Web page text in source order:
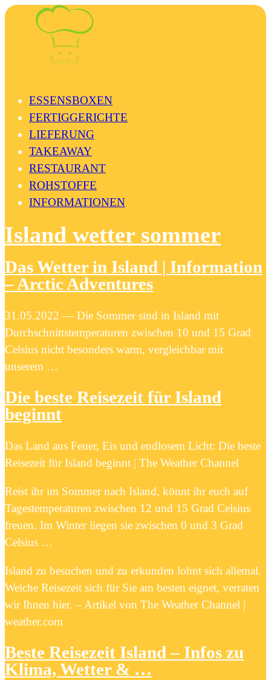
ESSENSBOXEN
FERTIGGERICHTE
LIEFERUNG
TAKEAWAY
RESTAURANT
ROHSTOFFE
INFORMATIONEN
Island wetter sommer
Das Wetter in Island | Information
– Arctic Adventures
31.05.2022 — Die Sommer sind in Island mit
Durchschnittstemperaturen zwischen 10 und 15 Grad
Celsius nicht besonders warm, vergleichbar mit
unserem …
Die beste Reisezeit für Island
beginnt
Das Land aus Feuer, Eis und endlosem Licht: Die beste
Reisezeit für Island beginnt | The Weather Channel
Reist ihr im Sommer nach Island, könnt ihr euch auf
Tagestemperaturen zwischen 12 und 15 Grad Celsius
freuen. Im Winter liegen sie zwischen 0 und 3 Grad
Celsius …
Island zu besuchen und zu erkunden lohnt sich allemal.
Welche Reisezeit sich für Sie am besten eignet, verraten
wir Ihnen hier. – Artikel von The Weather Channel |
weather.com
Beste Reisezeit Island – Infos zu
Klima, Wetter & …